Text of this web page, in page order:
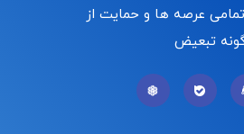
عرصه ها و حمایت از
تبعیض